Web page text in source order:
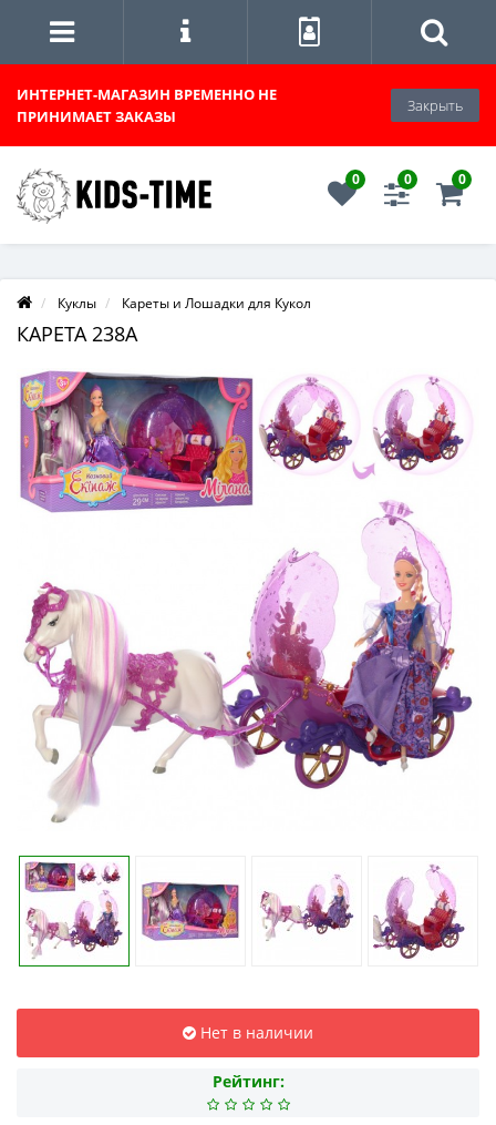
ИНТЕРНЕТ-МАГАЗИН ВРЕМЕННО НЕ
ПРИНИМАЕТ ЗАКАЗЫ
Закрыть
0 0 0
Куклы Кареты и Лошадки для Кукол
КАРЕТА 238A
Нет в наличии
Рейтинг: